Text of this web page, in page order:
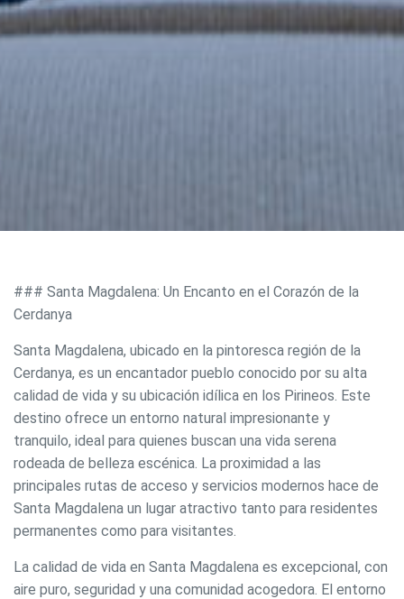
### Santa Magdalena: Un Encanto en el Corazón de la
Cerdanya
Santa Magdalena, ubicado en la pintoresca región de la
Cerdanya, es un encantador pueblo conocido por su alta
calidad de vida y su ubicación idílica en los Pirineos. Este
destino ofrece un entorno natural impresionante y
tranquilo, ideal para quienes buscan una vida serena
rodeada de belleza escénica. La proximidad a las
principales rutas de acceso y servicios modernos hace de
Santa Magdalena un lugar atractivo tanto para residentes
permanentes como para visitantes.
La calidad de vida en Santa Magdalena es excepcional, con
aire puro, seguridad y una comunidad acogedora. El entorno